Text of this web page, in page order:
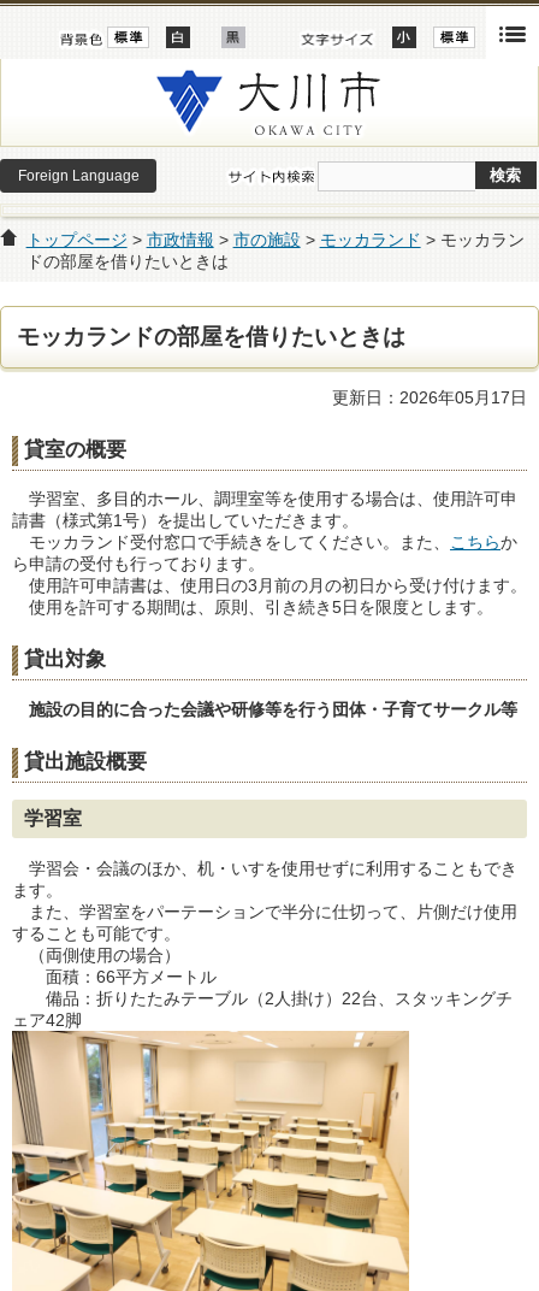
Foreign Language
トップページ > 市政情報 > 市の施設 > モッカランド > モッカラン
ドの部屋を借りたいときは
モッカランドの部屋を借りたいときは
更新日：2026年05月17日
貸室の概要
学習室、多目的ホール、調理室等を使用する場合は、使用許可申
請書（様式第1号）を提出していただきます。
モッカランド受付窓口で手続きをしてください。また、 こちらか
ら申請の受付も行っております。
使用許可申請書は、使用日の3月前の月の初日から受け付けます。
使用を許可する期間は、原則、引き続き5日を限度とします。
貸出対象
施設の目的に合った会議や研修等を行う団体・子育てサークル等
貸出施設概要
学習室
学習会・会議のほか、机・いすを使用せずに利用することもでき
ます。
また、学習室をパーテーションで半分に仕切って、片側だけ使用
することも可能です。
（両側使用の場合）
面積：66平方メートル
備品：折りたたみテーブル（2人掛け）22台、スタッキングチ
ェア42脚